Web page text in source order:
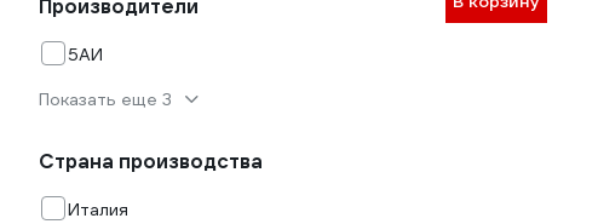
Производители
5АИ
Показать еще 3
Страна производства
Италия